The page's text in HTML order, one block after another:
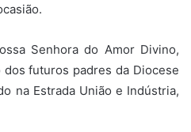
Senhora do Amor Divino,
futuros padres da Diocese
na Estrada União e Indústria,